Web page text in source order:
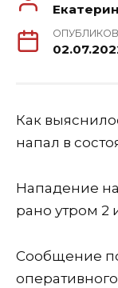
Как
напал в
Нападение
рано утром 2
Сообщение